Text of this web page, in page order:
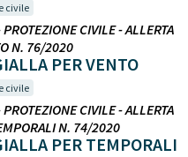
civile
CIVILE - ALLERTA
N. 76/2020
PER VENTO
civile
CIVILE - ALLERTA
N. 74/2020
PER TEMPORALI